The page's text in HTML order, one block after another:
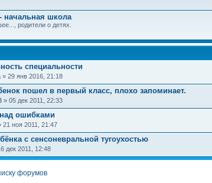
начальная школа
родители о детях.
специальности
» 29 янв 2016, 21:18
пошел в первый класс, плохо запоминает.
» 05 дек 2011, 22:33
ошибками
21 ноя 2011, 21:47
с сенсоневральной тугоухостью
дек 2011, 12:48
форумов